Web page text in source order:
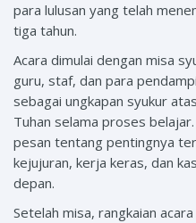
para lulusan yang telah
tiga tahun.
Acara dimulai dengan misa
guru, staf, dan para
sebagai ungkapan syukur
Tuhan selama proses
pesan tentang pentingnya
kejujuran, kerja keras, dan
depan.
Setelah misa, rangkaian